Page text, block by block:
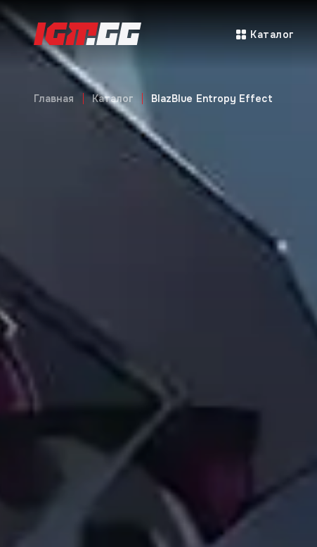
Каталог
Главная Каталог BlazBlue Entropy Effect